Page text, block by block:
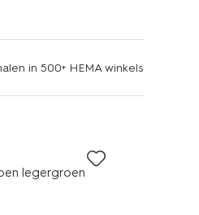
in 500+ HEMA winkels
legergroen